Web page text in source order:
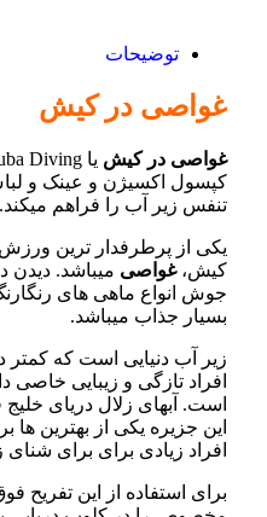
توضیحات
غواصی در کیش
غواصی در کیش
کپسول اکسیژن و عینک و
تنفس زیر آب را فراهم میکند.
یکی از پرطرفدار ترین
کیش،غواصی میباشد. دیدن
جوش انواع ماهی های
بسیار جذاب میباشد.
زیر آب دنیایی است که کمتر
افراد تازگی و زیبایی خاصی
است. آبهای زلال دریای
این جزیره یکی از بهترین
افراد زیادی برای برای
برای استفاده از این تفریح